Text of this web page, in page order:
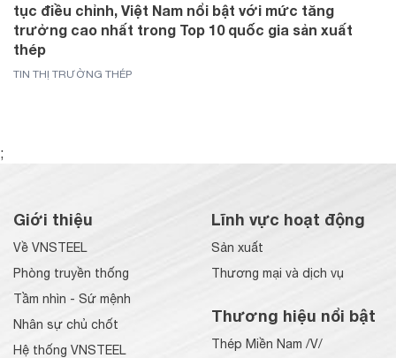
tục điều chỉnh, Việt Nam nổi bật với mức tăng
trưởng cao nhất trong Top 10 quốc gia sản xuất
thép
TIN THỊ TRƯỜNG THÉP
;
Giới thiệu
Về VNSTEEL
Phòng truyền thống
Tầm nhìn - Sứ mệnh
Nhân sự chủ chốt
Hệ thống VNSTEEL
Lĩnh vực hoạt động
Sản xuất
Thương mại và dịch vụ
Thương hiệu nổi bật
Thép Miền Nam /V/